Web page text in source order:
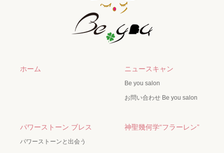
ホーム ニュースキャン
Be you salon
お問い合わせ Be you salon
パワーストーン ブレス
パワーストーンと出会う
神聖幾何学“フラーレン”